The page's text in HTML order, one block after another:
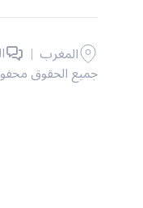
جميع الحقوق محفوظة © 2026 لشركة Carry1st .
المغرب | العربية